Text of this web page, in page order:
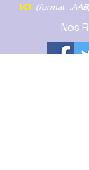
ICI (format .AAB)
Nos